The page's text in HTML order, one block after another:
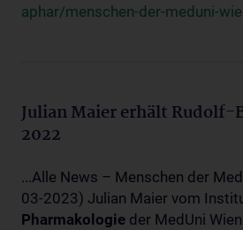
aphar/menschen-der-meduni-
Julian Maier erhält
2022
...Alle News – Menschen der
03-2023) Julian Maier vom
Pharmakologie der MedUni